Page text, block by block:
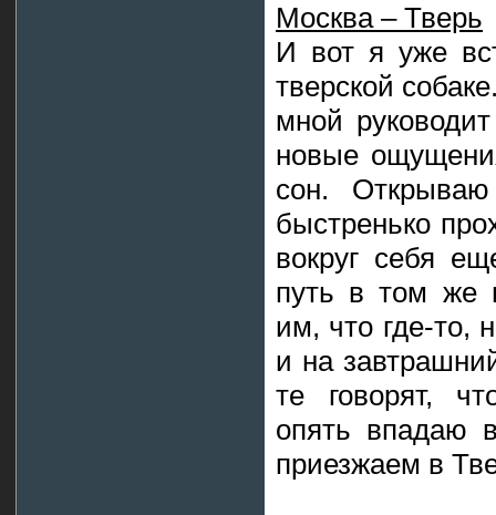
Москва – Тверь
И вот я уже
тверской
мной
новые
сон.
быстренько
вокруг себя
путь в том же
им, что где-то,
и на
те говорят,
опять впадаю
приезжаем в